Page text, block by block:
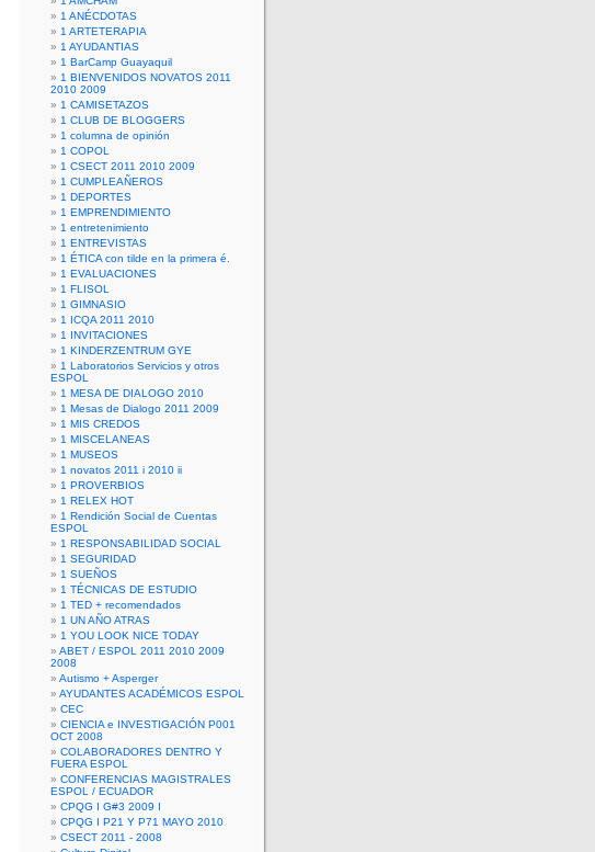
1 ANÉCDOTAS
1 ARTETERAPIA
1 AYUDANTIAS
1 BarCamp Guayaquil
1 BIENVENIDOS NOVATOS 2011
2010 2009
1 CAMISETAZOS
1 CLUB DE BLOGGERS
1 columna de opinión
1 COPOL
1 CSECT 2011 2010 2009
1 CUMPLEAÑEROS
1 DEPORTES
1 EMPRENDIMIENTO
1 entretenimiento
1 ENTREVISTAS
1 ÉTICA con tilde en la primera é.
1 EVALUACIONES
1 FLISOL
1 GIMNASIO
1 ICQA 2011 2010
1 INVITACIONES
1 KINDERZENTRUM GYE
1 Laboratorios Servicios y otros
ESPOL
1 MESA DE DIALOGO 2010
1 Mesas de Dialogo 2011 2009
1 MIS CREDOS
1 MISCELANEAS
1 MUSEOS
1 novatos 2011 i 2010 ii
1 PROVERBIOS
1 RELEX HOT
1 Rendición Social de Cuentas
ESPOL
1 RESPONSABILIDAD SOCIAL
1 SEGURIDAD
1 SUEÑOS
1 TÉCNICAS DE ESTUDIO
1 TED + recomendados
1 UN AÑO ATRAS
1 YOU LOOK NICE TODAY
ABET / ESPOL 2011 2010 2009
2008
Autismo + Asperger
AYUDANTES ACADÉMICOS ESPOL
CEC
CIENCIA e INVESTIGACIÓN P001
OCT 2008
COLABORADORES DENTRO Y
FUERA ESPOL
CONFERENCIAS MAGISTRALES
ESPOL / ECUADOR
CPQG I G#3 2009 I
CPQG I P21 Y P71 MAYO 2010
CSECT 2011 - 2008